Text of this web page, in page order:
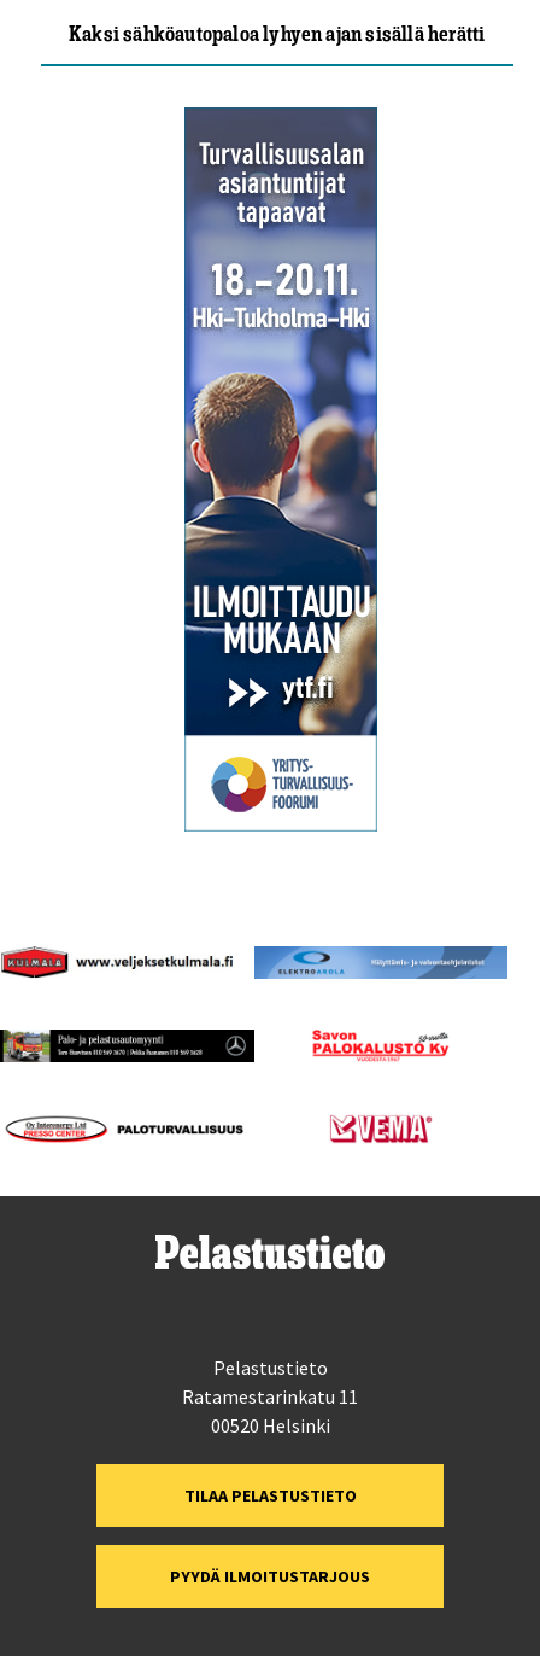
Kaksi sähköautopaloa lyhyen ajan sisällä herätti
Pelastustieto
Ratamestarinkatu 11
00520 Helsinki
TILAA PELASTUSTIETO
PYYDÄ ILMOITUSTARJOUS